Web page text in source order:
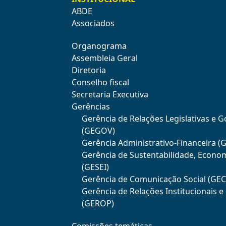
ABDE
Associados
Organograma
Assembleia Geral
Diretoria
Conselho fiscal
Secretaria Executiva
Gerências
Gerência de Relações Legislativas e
(GEGOV)
Gerência Administrativo-Financeira
Gerência de Sustentabilidade,
(GESEI)
Gerência de Comunicação Social
Gerência de Relações Institucionais
(GEROP)